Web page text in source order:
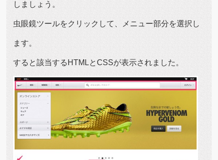
しましょう。
虫眼鏡ツールをクリックして、メニュー部分を選択し
ます。
すると該当するHTMLとCSSが表示されました。